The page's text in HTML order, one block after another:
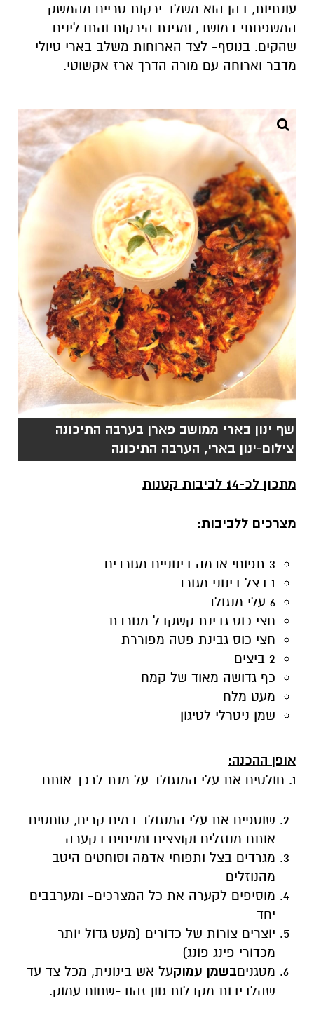
עונתיות, בהן הוא משלב ירקות טריים מהמשק
המשפחתי במושב, ומגינת הירקות והתבלינים
שהקים. בנוסף- לצד הארוחות משלב בארי טיולי
מדבר וארוחה עם מורה הדרך ארז אקשוטי.
שף ינון בארי ממושב פארן בערבה התיכונה
צילום-ינון בארי, הערבה התיכונה
מתכון לכ-14 לביבות קטנות
מצרכים ללביבות:
3 תפוחי אדמה בינוניים מגורדים
1 בצל בינוני מגורד
6 עלי מנגולד
חצי כוס גבינת קשקבל מגורדת
חצי כוס גבינת פטה מפוררת
2 ביצים
כף גדושה מאוד של קמח
מעט מלח
שמן ניטרלי לטיגון
אופן ההכנה:
1. חולטים את עלי המנגולד על מנת לרכך אותם
שוטפים את עלי המנגולד במים קרים, סוחטים
אותם מנוזלים וקוצצים ומניחים בקערה
מגרדים בצל ותפוחי אדמה וסוחטים היטב
מהנוזלים
מוסיפים לקערה את כל המצרכים- ומערבבים
יחד
יוצרים צורות של כדורים (מעט גדול יותר
מכדורי פינג פונג)
מטגניםבשמן עמוקעל אש בינונית, מכל צד עד
שהלביבות מקבלות גוון זהוב-שחום עמוק.